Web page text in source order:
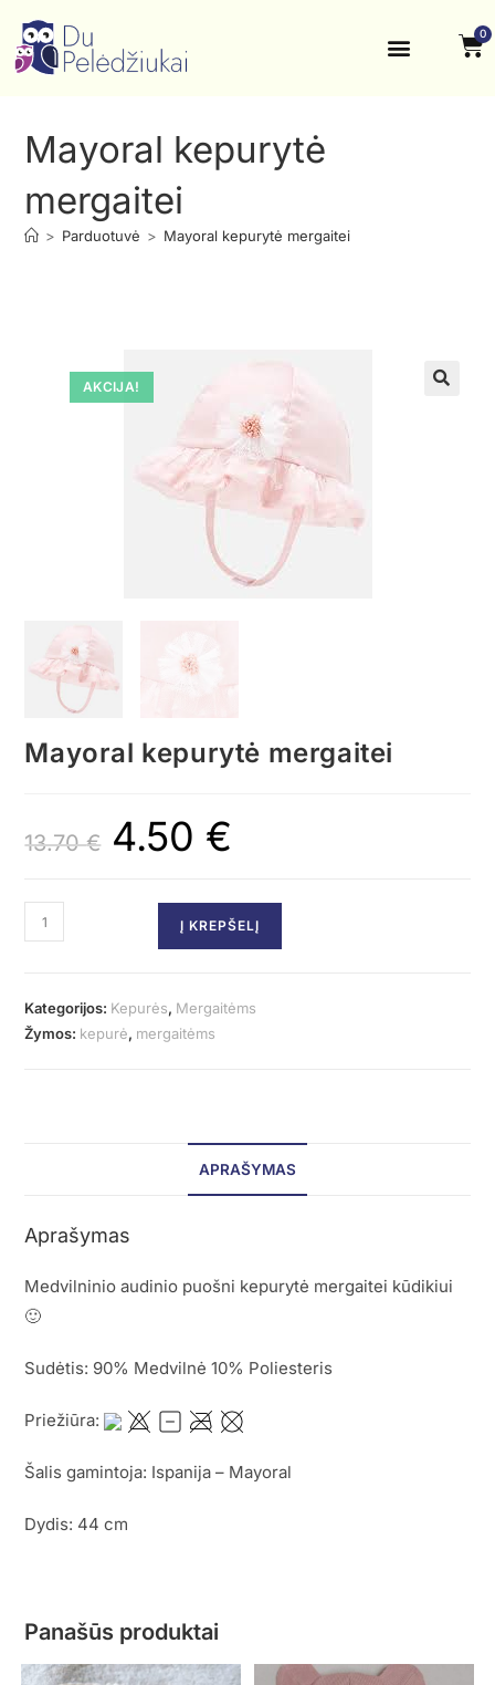
0
Mayoral kepurytė
mergaitei
> Parduotuvė > Mayoral kepurytė mergaitei
AKCIJA!
Mayoral kepurytė mergaitei
13.70€ 4.50 €
Į KREPŠELĮ
Kategorijos: Kepurės, Mergaitėms
Žymos: kepurė, mergaitėms
APRAŠYMAS
Aprašymas
Medvilninio audinio puošni kepurytė mergaitei kūdikiui
🙂
Sudėtis: 90% Medvilnė 10% Poliesteris
Priežiūra:
Šalis gamintoja: Ispanija – Mayoral
Dydis: 44 cm
Panašūs produktai